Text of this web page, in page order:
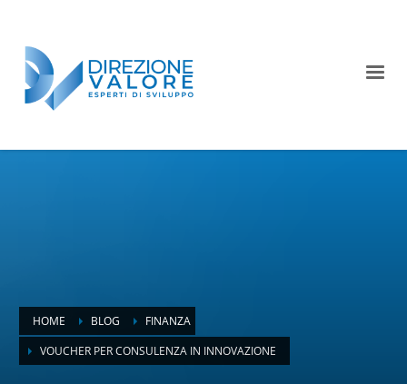
HOME BLOG
FINANZA
VOUCHER PER CONSULENZA IN INNOVAZIONE